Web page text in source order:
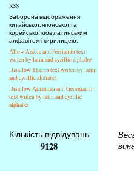
RSS
Заборона відображення
китайської, японської та
корейської мов латинським
алфавітом і кирилицею.
Allow Arabic and Persian in text
writen by latin and cyrillic alphabet
Disallow Thai in text writen by latin
and cyrillic alphabet
Disallow Armenian and Georgian in
text writen by latin and cyrillic
alphabet
Кількість відвідувань
9128